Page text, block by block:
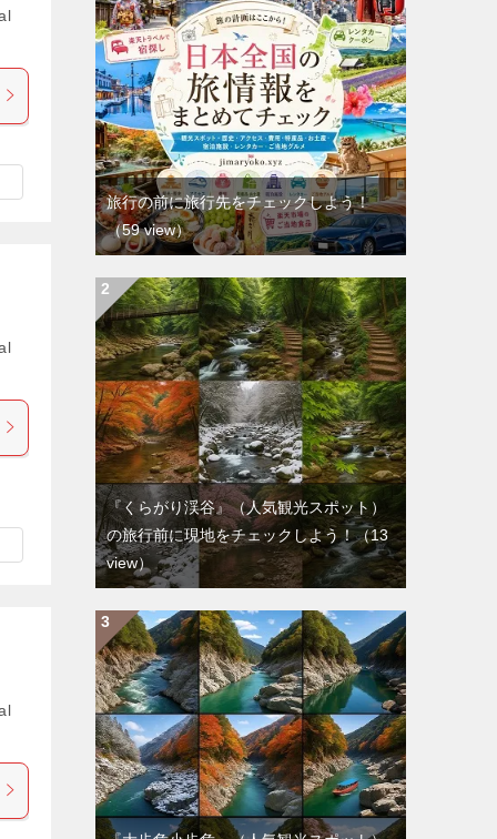
旅行の前に旅行先をチェックしよう！
（59 view）
『くらがり渓谷』（人気観光スポット）
の旅行前に現地をチェックしよう！（13
view）